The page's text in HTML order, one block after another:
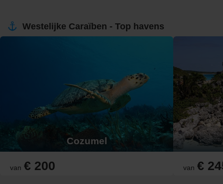
Westelijke Caraïben - Top havens
Cozumel
van € 200 van €